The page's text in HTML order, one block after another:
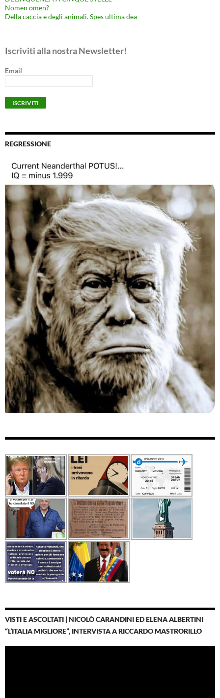
Nomen omen?
Della caccia e degli animali. Spes ultima dea
Iscriviti alla nostra Newsletter!
Email
REGRESSIONE
VISTI E ASCOLTATI | NICOLÒ CARANDINI ED ELENA ALBERTINI
“L’ITALIA MIGLIORE”, INTERVISTA A RICCARDO MASTRORILLO